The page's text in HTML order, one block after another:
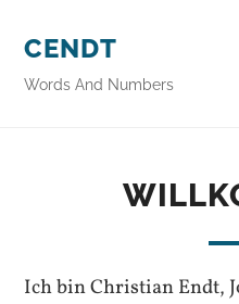
CENDT
Words And Numbers
Ich bin Christian Endt,